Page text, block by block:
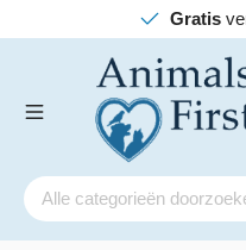
Gratis